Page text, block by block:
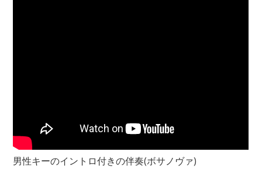
男性キーのイントロ付きの伴奏(ボサノヴァ)